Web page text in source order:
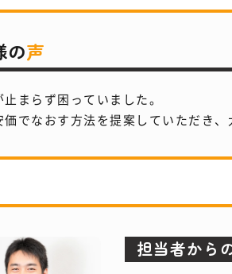
の声
まらず困っていました。
価でなおす方法を提案していただき、
担当者から